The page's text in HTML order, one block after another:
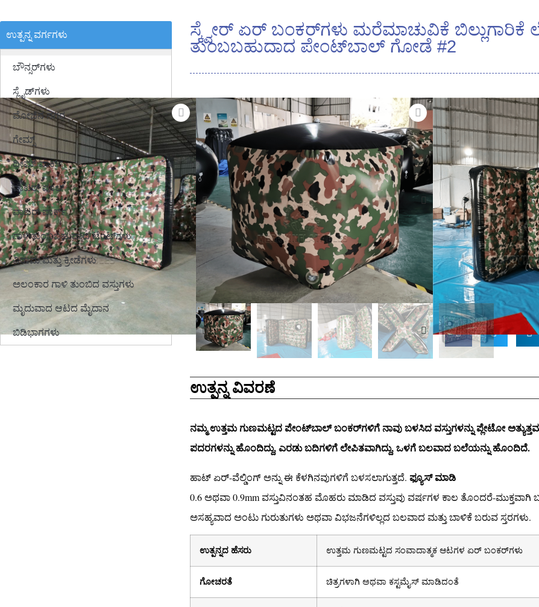
ಉತ್ಪನ್ನ ವರ್ಗಗಳು
ಬೌನ್ಸರ್‌ಗಳು
ಸ್ಲೈಡ್‌ಗಳು
ಮೋಜಿನ ನಗರ
ಗೇಮ್ಸ್
ಥೀಮ್ ಪಾರ್ಕ್
ವಾಟರ್ ಪೂಲ್
ವಾಟರ್ ಪಾರ್ಕ್
ಗಾಳಿ ತುಂಬಬಹುದಾದ ಟೆಂಟ್‌ಗಳು
ವಿರಾಮ ಮತ್ತು ಕ್ರೀಡೆಗಳು
ಅಲಂಕಾರ ಗಾಳಿ ತುಂಬಿದ ವಸ್ತುಗಳು
ಮೃದುವಾದ ಆಟದ ಮೈದಾನ
ಬಿಡಿಭಾಗಗಳು
ಸ್ಕ್ವೇರ್ ಏರ್ ಬಂಕರ್‌ಗಳು ಮರೆಮಾಚುವಿಕೆ ಬಿಲ್ಲುಗಾರಿಕೆ
ತುಂಬಬಹುದಾದ ಪೇಂಟ್‌ಬಾಲ್ ಗೋಡೆ #2
ವಸ್ತು: 0.9 ಎಂಎಂ ಪಿವಿಸಿ
ಜಲನಿರೋಧಕ,
ಗಾತ್ರ: ಕಸ್ಟಮೈಸ್
ಬಣ್ಣ: ಕಸ್ಟಮೈಸ್
ಬ್ಲೋವರ್:ಒಳಗೊಂಡಿದೆ
ODM/OEM:ಹೌದು
ಫ್ಯಾಕ್ಟರಿ ನೇರ: ಹೌದು
ಪ್ರಮಾಣೀಕರಣ: ASTM/
ವಿಚಾರಣೆ
ಉತ್ಪನ್ನ ವಿವರಣೆ
ನಮ್ಮ ಉತ್ತಮ ಗುಣಮಟ್ಟದ ಪೇಂಟ್‌ಬಾಲ್ ಬಂಕರ್‌ಗಳಿಗೆ ನಾವು ಬಳಸಿದ ವಸ್ತುಗಳನ್ನು ಪ್ಲೇಟೋ
ಪದರಗಳನ್ನು ಹೊಂದಿದ್ದು, ಎರಡು ಬದಿಗಳಿಗೆ ಲೇಪಿತವಾಗಿದ್ದು, ಒಳಗೆ ಬಲವಾದ ಬಲೆಯನ್ನು ಹೊಂದಿದೆ.
ಹಾಟ್ ಏರ್-ವೆಲ್ಡಿಂಗ್ ಅನ್ನು ಈ ಕೆಳಗಿನವುಗಳಿಗೆ ಬಳಸಲಾಗುತ್ತದೆ. ಫ್ಯೂಸ್ ಮಾಡಿ
0.6 ಅಥವಾ 0.9mm ವಸ್ತುವಿನಂತಹ ಮೊಹರು ಮಾಡಿದ ವಸ್ತುವು ವರ್ಷಗಳ ಕಾಲ ತೊಂದರೆ-
ಅಸಹ್ಯವಾದ ಅಂಟು ಗುರುತುಗಳು ಅಥವಾ ವಿಭಜನೆಗಳಿಲ್ಲದ ಬಲವಾದ ಮತ್ತು ಬಾಳಿಕೆ ಬರುವ ಸ್ತರಗಳು.
ಉತ್ಪನ್ನದ ಹೆಸರು ಉತ್ತಮ ಗುಣಮಟ್ಟದ ಸಂವಾದಾತ್ಮಕ ಆಟಗಳ ಏರ್ ಬಂಕರ್‌ಗಳು
ಗೋಚರತೆ ಚಿತ್ರಗಳಾಗಿ ಅಥವಾ ಕಸ್ಟಮೈಸ್ ಮಾಡಿದಂತೆ